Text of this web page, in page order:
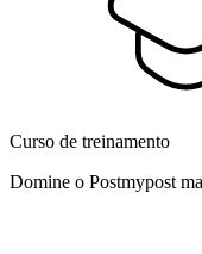
Curso de treinamento
Domine o Postmypost